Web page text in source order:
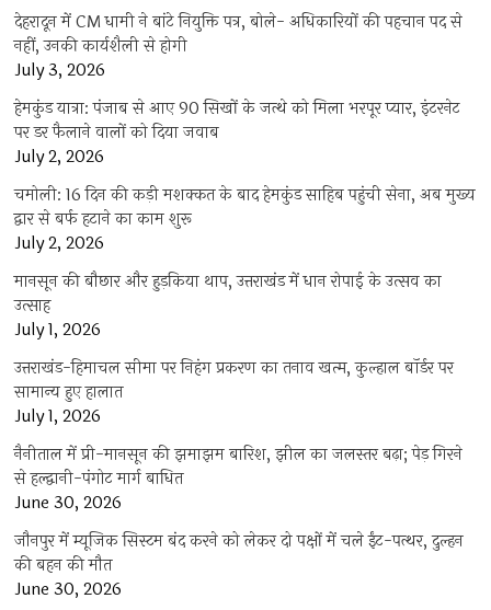
देहरादून में CM धामी ने बांटे नियुक्ति पत्र, बोले- अधिकारियों की पहचान पद से
नहीं, उनकी कार्यशैली से होगी
July 3, 2026
हेमकुंड यात्रा: पंजाब से आए 90 सिखों के जत्थे को मिला भरपूर प्यार, इंटरनेट
पर डर फैलाने वालों को दिया जवाब
July 2, 2026
चमोली: 16 दिन की कड़ी मशक्कत के बाद हेमकुंड साहिब पहुंची सेना, अब मुख्य
द्वार से बर्फ हटाने का काम शुरू
July 2, 2026
मानसून की बौछार और हुड़किया थाप, उत्तराखंड में धान रोपाई के उत्सव का
उत्साह
July 1, 2026
उत्तराखंड-हिमाचल सीमा पर निहंग प्रकरण का तनाव खत्म, कुल्हाल बॉर्डर पर
सामान्य हुए हालात
July 1, 2026
नैनीताल में प्री-मानसून की झमाझम बारिश, झील का जलस्तर बढ़ा; पेड़ गिरने
से हल्द्वानी-पंगोट मार्ग बाधित
June 30, 2026
जौनपुर में म्यूजिक सिस्टम बंद करने को लेकर दो पक्षों में चले ईंट-पत्थर, दुल्हन
की बहन की मौत
June 30, 2026